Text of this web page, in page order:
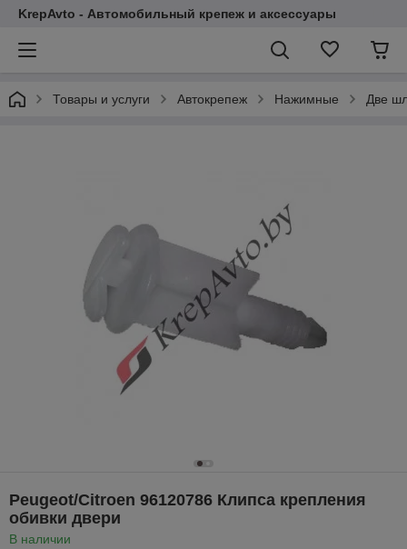
KrepAvto - Автомобильный крепеж и аксессуары
Товары и услуги Автокрепеж Нажимные Две
Peugeot/Citroen 96120786 Клипса крепления
обивки двери
В наличии